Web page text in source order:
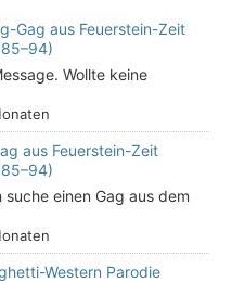
Gag aus Feuerstein-Zeit
Wollte keine
aus Feuerstein-Zeit
suche einen Gag aus dem
Western Parodie